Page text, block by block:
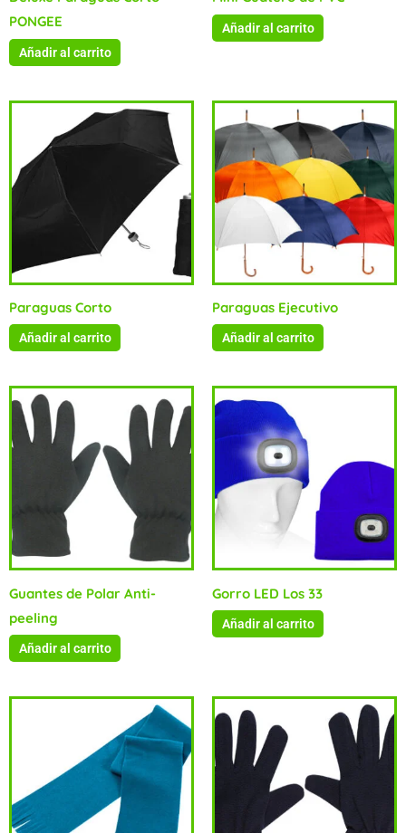
PONGEE
Añadir al carrito
Añadir al carrito
Paraguas Corto
Añadir al carrito
Paraguas Ejecutivo
Añadir al carrito
Guantes de Polar Anti-
peeling
Añadir al carrito
Gorro LED Los 33
Añadir al carrito